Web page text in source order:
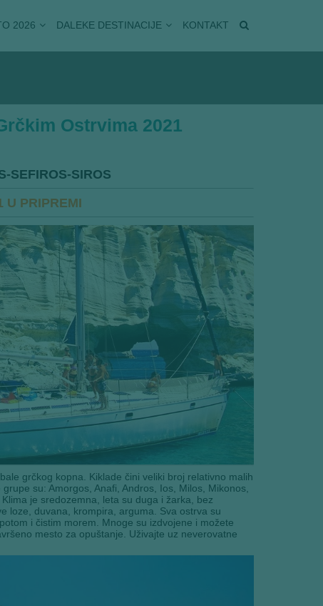
2026 DALEKE DESTINACIJE KONTAKT
Ostrvima 2021
SEFIROS-SIROS
U PRIPREMI
grčkog kopna. Kiklade čini veliki broj relativno malih
su: Amorgos, Anafi, Andros, Ios, Milos, Mikonos,
je sredozemna, leta su duga i žarka, bez
loze, duvana, krompira, arguma. Sva ostrva su
i čistim morem. Mnoge su izdvojene i možete
mesto za opuštanje. Uživajte uz neverovatne